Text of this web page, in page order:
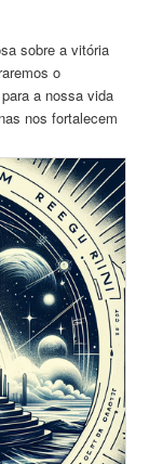
sobre a vitória
o
a nossa vida
nos fortalecem